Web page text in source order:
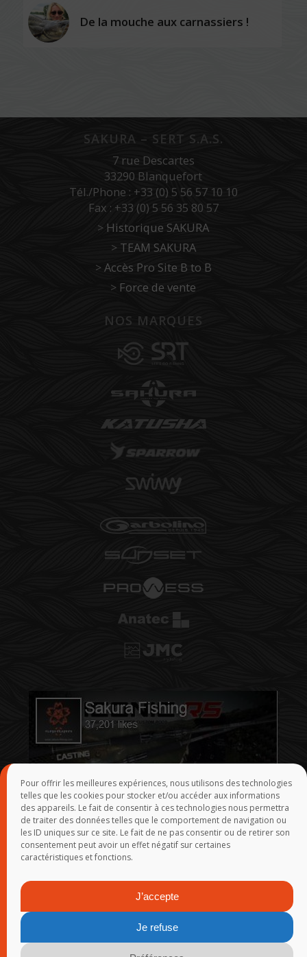
Pour offrir les meilleures expériences, nous utilisons des technologies
telles que les cookies pour stocker et/ou accéder aux informations
des appareils. Le fait de consentir à ces technologies nous permettra
de traiter des données telles que le comportement de navigation ou
les ID uniques sur ce site. Le fait de ne pas consentir ou de retirer son
consentement peut avoir un effet négatif sur certaines
caractéristiques et fonctions.
J’accepte
Je refuse
De la mouche aux carnassiers !
SAKURA – SERT S.A.S.
7 rue Descartes
33290 Blanquefort
Tél./Phone : +33 (0) 5 56 57 10 10
Fax : +33 (0) 5 56 35 80 57
> Historique SAKURA
> TEAM SAKURA
> Accès Pro Site B to B
> Force de vente
NOS MARQUES